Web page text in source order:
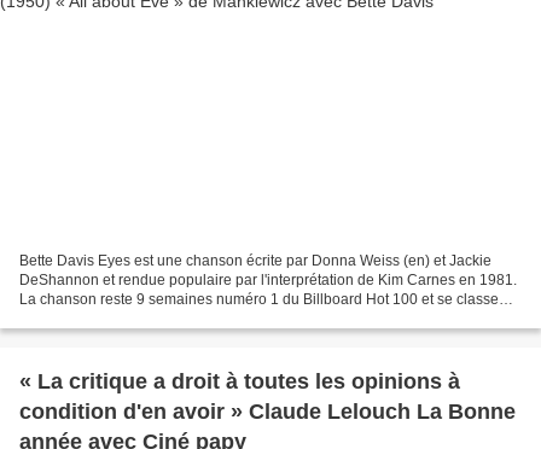
Bette Davis Eyes est une chanson écrite par Donna Weiss (en) et Jackie
DeShannon et rendue populaire par l'interprétation de Kim Carnes en 1981.
La chanson reste 9 semaines numéro 1 du Billboard Hot 100 et se classe
« La critique a droit à toutes les opinions à
condition d'en avoir » Claude Lelouch La Bonne
année avec Ciné papy